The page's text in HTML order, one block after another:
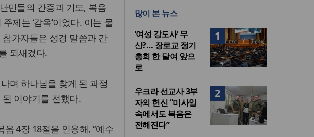
민들의 간증과 기도, 복음
제는 ‘감옥’이었다. 이는 물
가자들은 성경 말씀과 간
되새겼다.
며 하나님을 찾게 된 과정
이야기를 전했다.
4장 18절을 인용해, “예수
까?
한인 목회자 석방돼
많이 본 뉴스
1
‘여성 강도사’ 무
산?… 장로교 정기
총회 한 달여 앞으
로
2
우크라 선교사 3부
자의 헌신 “미사일
속에서도 복음은
전해진다”